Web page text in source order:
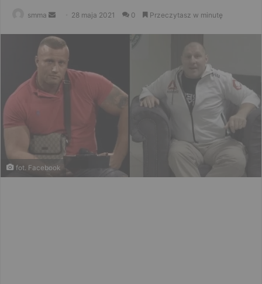
smma
Send
email
28 maja 2021 0 Przeczytasz w minutę
fot. Facebook